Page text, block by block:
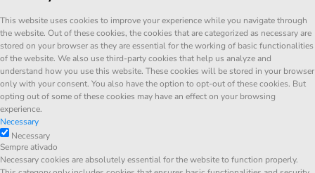
This website uses cookies to improve your experience while you navigate through
the website. Out of these cookies, the cookies that are categorized as necessary are
stored on your browser as they are essential for the working of basic functionalities
of the website. We also use third-party cookies that help us analyze and
understand how you use this website. These cookies will be stored in your browser
only with your consent. You also have the option to opt-out of these cookies. But
opting out of some of these cookies may have an effect on your browsing
experience.
Necessary
Necessary
Sempre ativado
Necessary cookies are absolutely essential for the website to function properly.